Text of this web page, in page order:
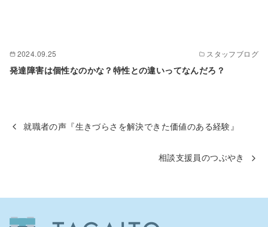
2024.09.25 スタッフブログ
発達障害は個性なのかな？特性との違いってなんだろ？
就職者の声『生きづらさを解決できた価値のある経験』
相談支援員のつぶやき